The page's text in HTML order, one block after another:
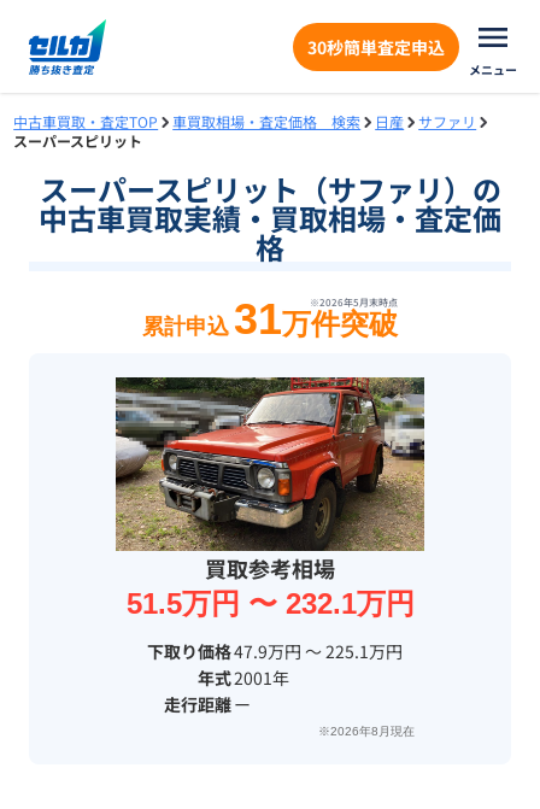
30秒簡単査定申込
メニュー
中古車買取・査定TOP 車買取相場・査定価格 検索 日産
サファリ
スーパースピリット
スーパースピリット（サファリ）の
中古車買取実績・買取相場・査定価
格
※2026年5月末時点
累計申込 31万件突破
買取参考相場
51.5万円 〜 232.1万円
下取り価格47.9万円 〜 225.1万円
年式2001年
走行距離ー
※2026年8月現在